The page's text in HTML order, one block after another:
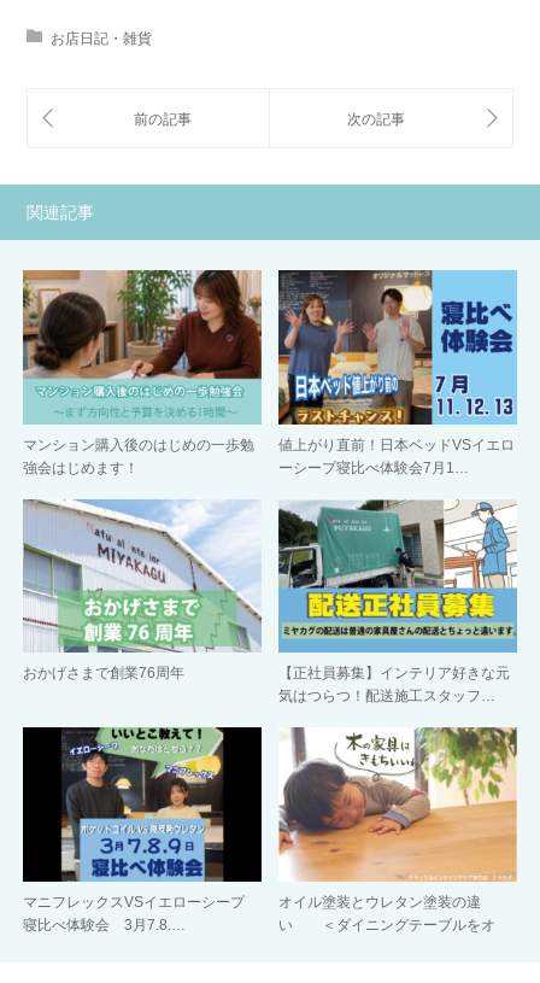
お店日記・雑貨
関連記事
マンション購入後のはじめの一歩勉
強会はじめます！
値上がり直前！日本ベッドVSイエロ
ーシープ寝比べ体験会7月1…
おかげさまで創業76周年
【正社員募集】インテリア好きな元
気はつらつ！配送施工スタッフ…
マニフレックスVSイエローシープ
寝比べ体験会 3月7.8.…
オイル塗装とウレタン塗装の違
い ＜ダイニングテーブルをオ